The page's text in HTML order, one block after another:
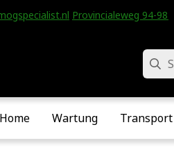
Provincialeweg 94-98
Suche
Home Wartung Transport